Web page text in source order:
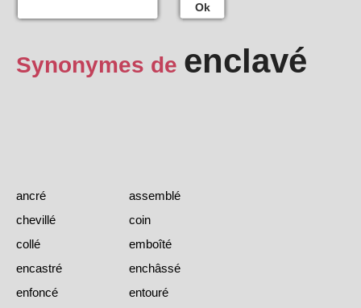
Ok
Synonymes de enclavé
ancré
assemblé
chevillé
coin
collé
emboîté
encastré
enchâssé
enfoncé
entouré